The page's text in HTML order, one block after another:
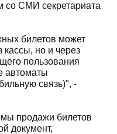
со СМИ секретариата
билетов может
кассы, но и через
пользования
автоматы
связь)", -
продажи билетов
документ,